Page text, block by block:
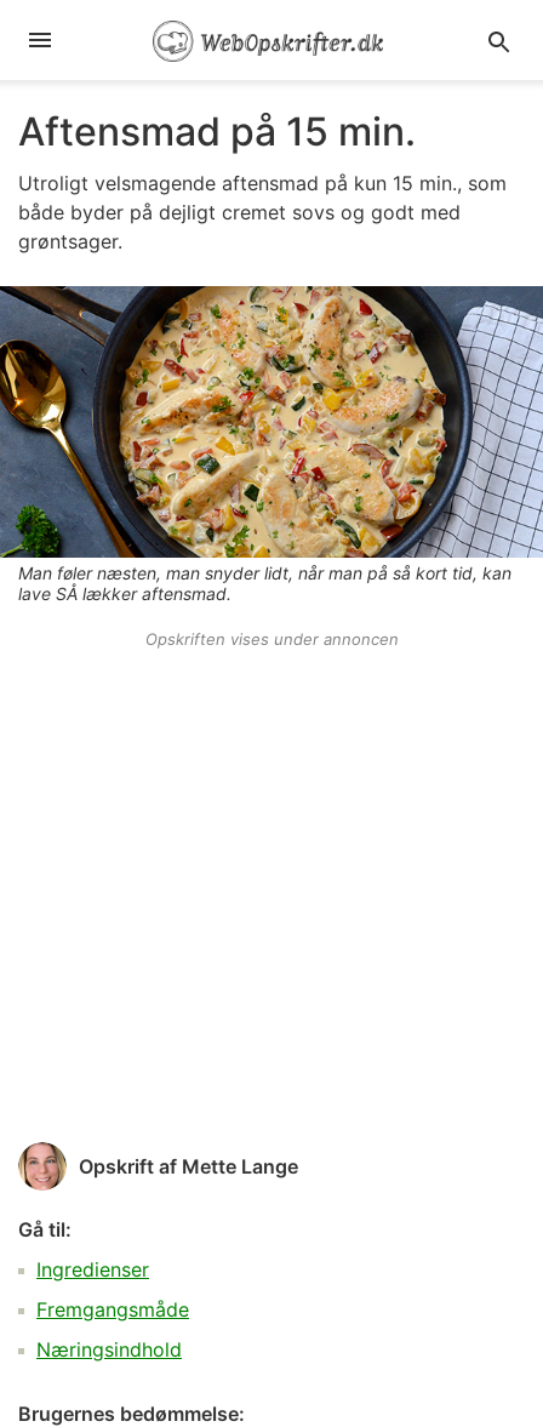
Aftensmad på 15 min.
Utroligt velsmagende aftensmad på kun 15 min., som
både byder på dejligt cremet sovs og godt med
grøntsager.
Man føler næsten, man snyder lidt, når man på så kort tid, kan
lave SÅ lækker aftensmad.
Opskriften vises under annoncen
Opskrift af Mette Lange
Gå til:
Ingredienser
Fremgangsmåde
Næringsindhold
Brugernes bedømmelse: